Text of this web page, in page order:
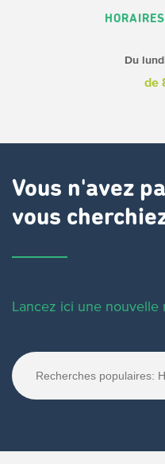
Du
de
Vous n'avez
vous
Lancez ici une nouvelle